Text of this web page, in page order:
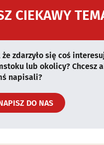
CIEKAWY
że zdarzyło się coś
lub okolicy? Chcesz
napisali?
DO NAS